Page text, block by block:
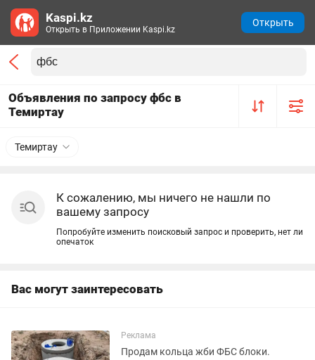
Объявления по запросу фбс в
Темиртау
Темиртау
К сожалению, мы ничего не нашли по
вашему запросу
Попробуйте изменить поисковый запрос и проверить, нет ли
опечаток
Вас могут заинтересовать
Реклама
Продам кольца жби ФБС блоки.
Kaspi.kz
Открыть в Приложении Kaspi.kz
Открыть